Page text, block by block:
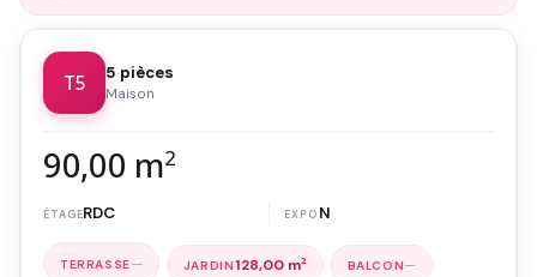
T5 5 pièces
Maison
90,00 m2
RDC N
— 128,00 m2 —